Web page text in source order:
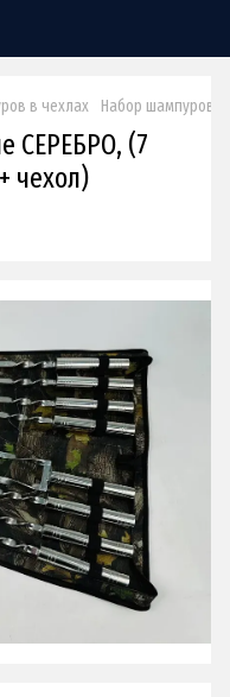
в чехлах Набор шампуров в
СЕРЕБРО, (7
чехол)